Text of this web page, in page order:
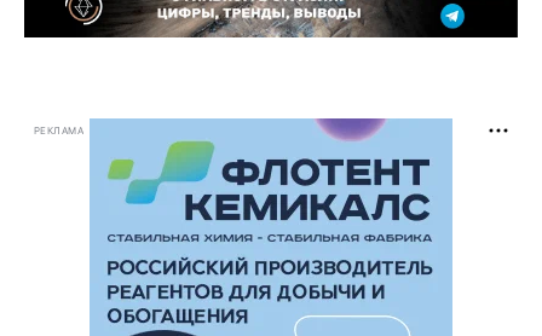
РЕКЛАМА